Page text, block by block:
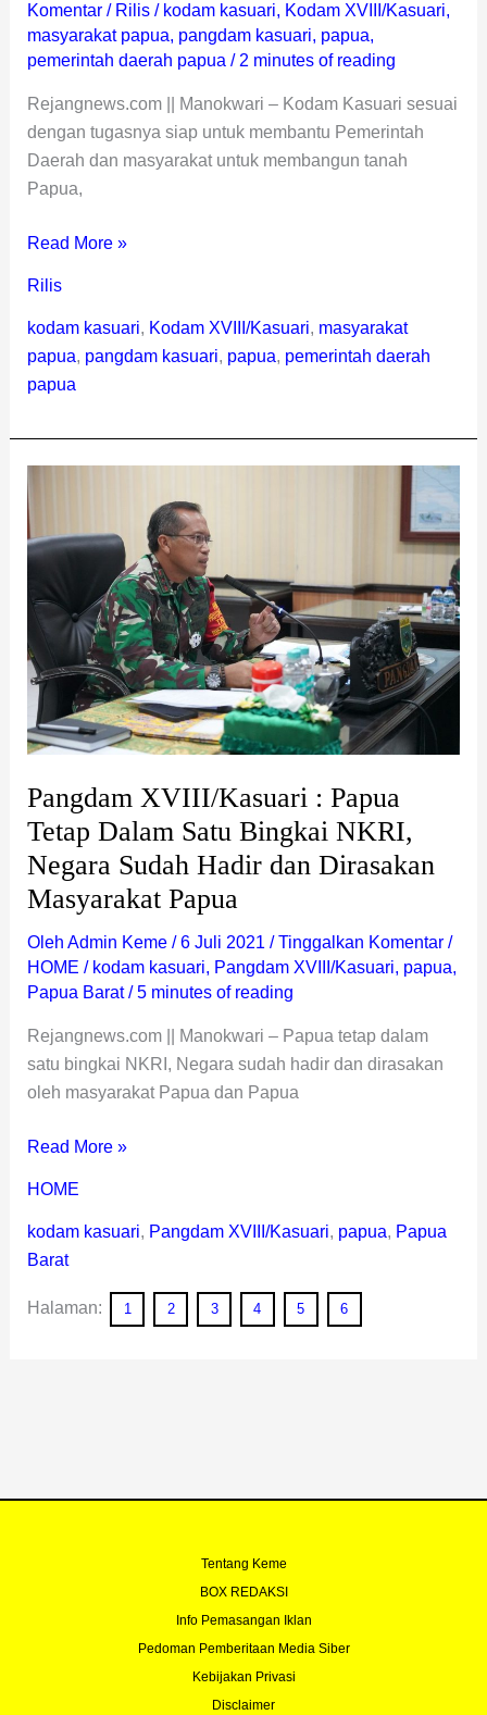
Komentar / Rilis/ kodam kasuari, Kodam XVIII/Kasuari,
masyarakat papua, pangdam kasuari, papua,
pemerintah daerah papua / 2 minutes of reading
Rejangnews.com || Manokwari – Kodam Kasuari sesuai
dengan tugasnya siap untuk membantu Pemerintah
Daerah dan masyarakat untuk membangun tanah
Papua,
Read More »
Rilis
kodam kasuari, Kodam XVIII/Kasuari, masyarakat
papua, pangdam kasuari, papua, pemerintah daerah
papua
Pangdam XVIII/Kasuari : Papua
Tetap Dalam Satu Bingkai NKRI,
Negara Sudah Hadir dan Dirasakan
Masyarakat Papua
Oleh Admin Keme /6 Juli 2021 /Tinggalkan Komentar /
HOME / kodam kasuari, Pangdam XVIII/Kasuari, papua,
Papua Barat/5 minutes of reading
Rejangnews.com || Manokwari – Papua tetap dalam
satu bingkai NKRI, Negara sudah hadir dan dirasakan
oleh masyarakat Papua dan Papua
XVIII/Kasuari
:
Papua
Tetap
Dalam
Satu
Bingkai
NKRI,
Negara
Sudah
Hadir
dan
Dirasakan
Masyarakat
Papua
Read More »
HOME
kodam kasuari, Pangdam XVIII/Kasuari, papua, Papua
Barat
Halaman: 1 2 3 4 5 6
Tentang Keme
BOX REDAKSI
Info Pemasangan Iklan
Pedoman Pemberitaan Media Siber
Kebijakan Privasi
Disclaimer